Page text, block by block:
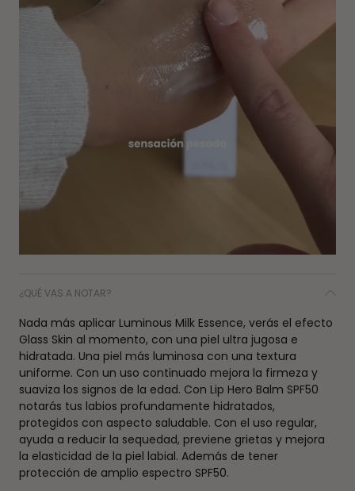
¿QUÉ VAS A NOTAR?
Nada más aplicar Luminous Milk Essence, verás el efecto
Glass Skin al momento, con una piel ultra jugosa e
hidratada. Una piel más luminosa con una textura
uniforme. Con un uso continuado mejora la firmeza y
suaviza los signos de la edad. Con Lip Hero Balm SPF50
notarás tus labios profundamente hidratados,
protegidos con aspecto saludable. Con el uso regular,
ayuda a reducir la sequedad, previene grietas y mejora
la elasticidad de la piel labial. Además de tener
protección de amplio espectro SPF50.